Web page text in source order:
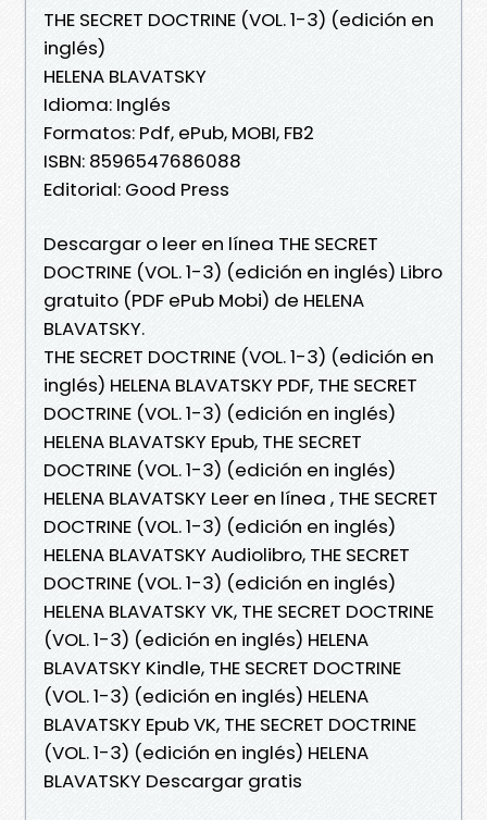
THE SECRET DOCTRINE (VOL. 1-3) (edición en
inglés)
HELENA BLAVATSKY
Idioma: Inglés
Formatos: Pdf, ePub, MOBI, FB2
ISBN: 8596547686088
Editorial: Good Press
Descargar o leer en línea THE SECRET
DOCTRINE (VOL. 1-3) (edición en inglés) Libro
gratuito (PDF ePub Mobi) de HELENA
BLAVATSKY.
THE SECRET DOCTRINE (VOL. 1-3) (edición en
inglés) HELENA BLAVATSKY PDF, THE SECRET
DOCTRINE (VOL. 1-3) (edición en inglés)
HELENA BLAVATSKY Epub, THE SECRET
DOCTRINE (VOL. 1-3) (edición en inglés)
HELENA BLAVATSKY Leer en línea , THE SECRET
DOCTRINE (VOL. 1-3) (edición en inglés)
HELENA BLAVATSKY Audiolibro, THE SECRET
DOCTRINE (VOL. 1-3) (edición en inglés)
HELENA BLAVATSKY VK, THE SECRET DOCTRINE
(VOL. 1-3) (edición en inglés) HELENA
BLAVATSKY Kindle, THE SECRET DOCTRINE
(VOL. 1-3) (edición en inglés) HELENA
BLAVATSKY Epub VK, THE SECRET DOCTRINE
(VOL. 1-3) (edición en inglés) HELENA
BLAVATSKY Descargar gratis